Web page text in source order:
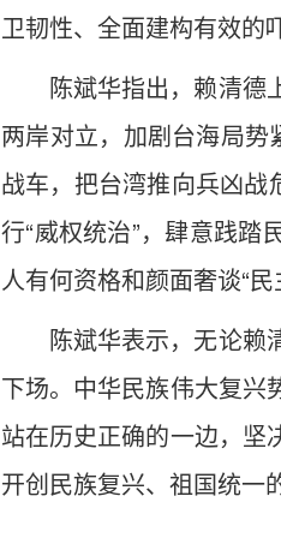
卫韧性、全面建构有效的
陈斌华指出，赖清德
两岸对立，加剧台海局势
战车，把台湾推向兵凶
行“威权统治”，肆意践踏
人有何资格和颜面奢谈“民
陈斌华表示，无论赖
下场。中华民族伟大复兴
站在历史正确的一边，坚
开创民族复兴、祖国统一